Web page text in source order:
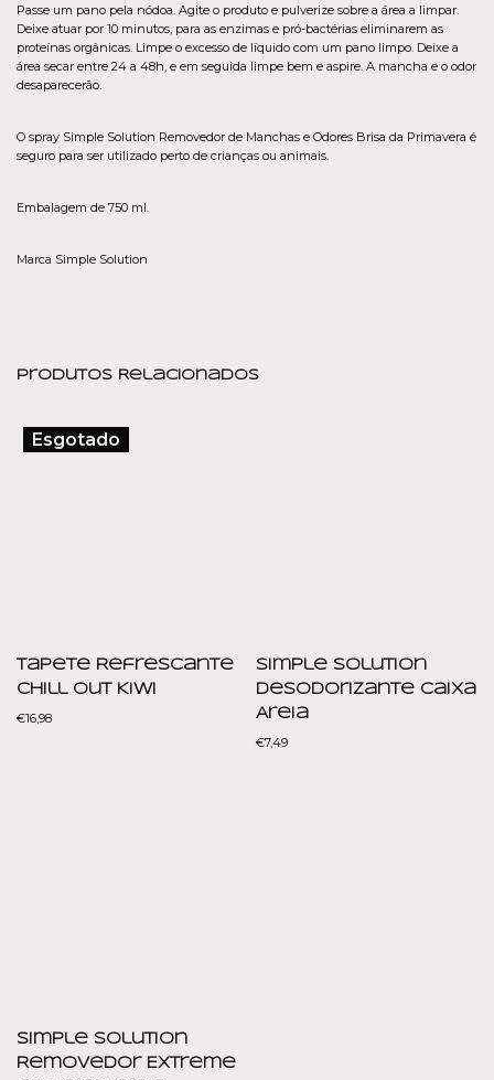
Passe um pano pela nódoa. Agite o produto e pulverize sobre a área a limpar.
Deixe atuar por 10 minutos, para as enzimas e pró-bactérias eliminarem as
proteínas orgânicas. Limpe o excesso de líquido com um pano limpo. Deixe a
área secar entre 24 a 48h, e em seguida limpe bem e aspire. A mancha e o odor
desaparecerão.
O spray Simple Solution Removedor de Manchas e Odores Brisa da Primavera é
seguro para ser utilizado perto de crianças ou animais.
Embalagem de 750 ml.
Marca Simple Solution
Produtos Relacionados
Esgotado
Tapete Refrescante
Chill Out Kiwi
€16,98
Simple Solution
Desodorizante Caixa
Areia
€7,49
Simple Solution
Removedor Extreme